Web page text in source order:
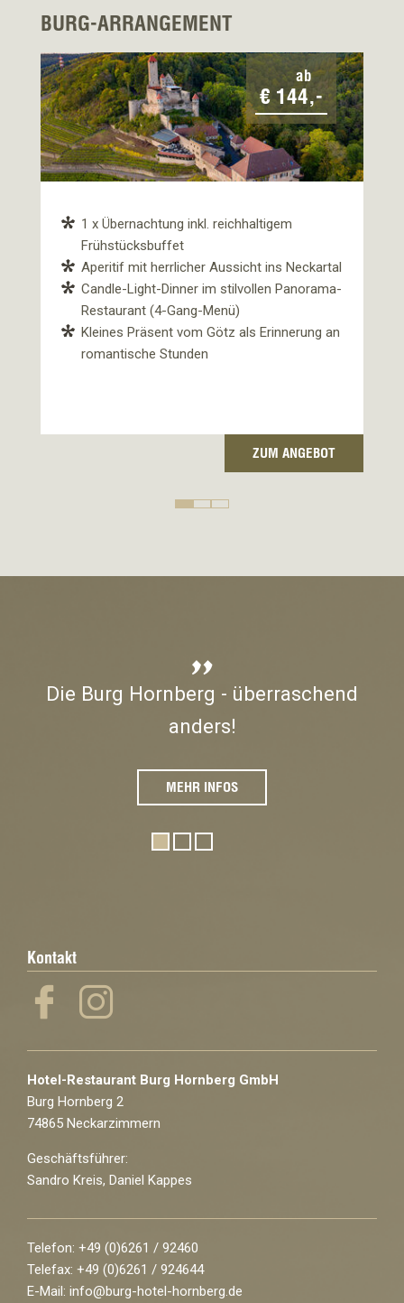
BURG-ARRANGEMENT
1 x Übernachtung inkl. reichhaltigem
Frühstücksbuffet
Aperitif mit herrlicher Aussicht ins Neckartal
Candle-Light-Dinner im stilvollen Panorama-
Restaurant (4-Gang-Menü)
Kleines Präsent vom Götz als Erinnerung an
romantische Stunden
ab
€ 144,-
ZUM ANGEBOT
Die Burg Hornberg - überraschend
anders!
MEHR INFOS
Kontakt
Hotel-Restaurant Burg Hornberg GmbH
Burg Hornberg 2
74865 Neckarzimmern
Geschäftsführer:
Sandro Kreis, Daniel Kappes
Telefon: +49 (0)6261 / 92460
Telefax: +49 (0)6261 / 924644
E-Mail: info@burg-hotel-hornberg.de